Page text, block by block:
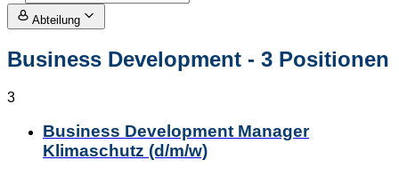
Abteilung
Business Development - 3 Positionen
3
Business Development Manager
Klimaschutz (d/m/w)